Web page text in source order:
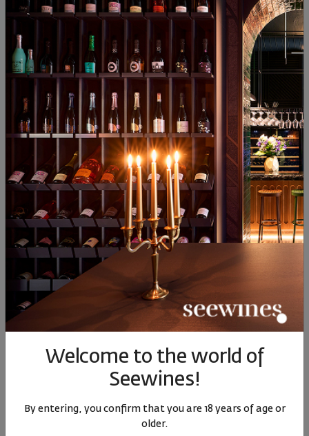
Naoussa Kir-Yianni 2022
Greece Ксиномавро
1529 € 2990 лв.
Ramnista Kir-Yianni 2020
Greece Ксиномавро
2500 48 90 лв.
Samaropetra Kir-Yianni 2025
Sauvignon Blanc
Welcome to the world of
Seewines!
By entering, you confirm that you are 18 years of age or
older.